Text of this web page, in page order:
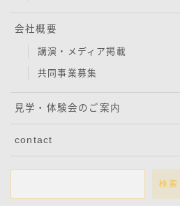
会社概要
講演・メディア掲載
共同事業募集
見学・体験会のご案内
contact
検索